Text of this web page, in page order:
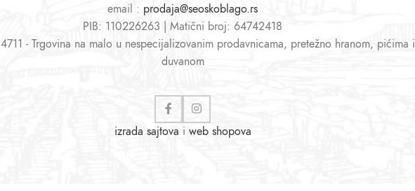
email : prodaja@seoskoblago.rs
PIB: 110226263 | Matični broj: 64742418
- Trgovina na malo u nespecijalizovanim prodavnicama, pretežno hranom, pićima i
duvanom
izrada sajtova i web shopova